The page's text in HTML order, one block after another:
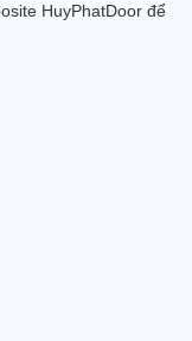
HuyPhatDoor để